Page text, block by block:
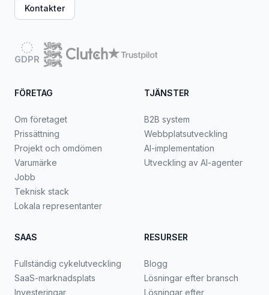
Kontakter
GDPR
FÖRETAG
Om företaget
Prissättning
Projekt och omdömen
Varumärke
Jobb
Teknisk stack
Lokala representanter
TJÄNSTER
B2B system
Webbplatsutveckling
AI-implementation
Utveckling av AI-agenter
SAAS
Fullständig cykelutveckling
SaaS-marknadsplats
Investeringar
RESURSER
Blogg
Lösningar efter bransch
Lösningar efter